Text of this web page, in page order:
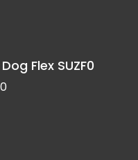
Flex SUZF0